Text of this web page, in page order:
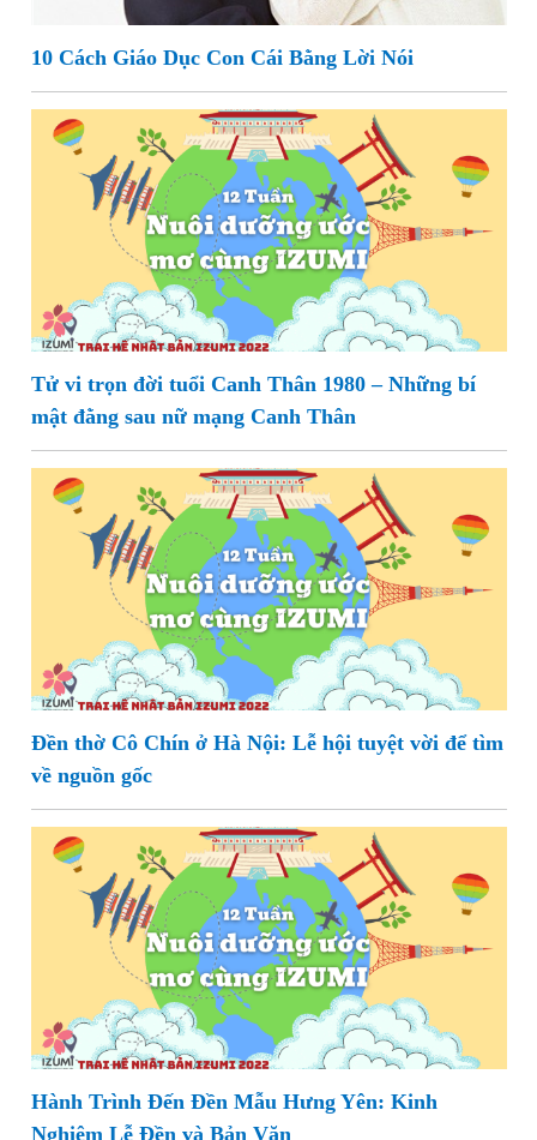
10 Cách Giáo Dục Con Cái Bằng Lời Nói
Tử vi trọn đời tuổi Canh Thân 1980 – Những bí
mật đằng sau nữ mạng Canh Thân
Đền thờ Cô Chín ở Hà Nội: Lễ hội tuyệt vời để tìm
về nguồn gốc
Hành Trình Đến Đền Mẫu Hưng Yên: Kinh
Nghiệm Lễ Đền và Bản Văn